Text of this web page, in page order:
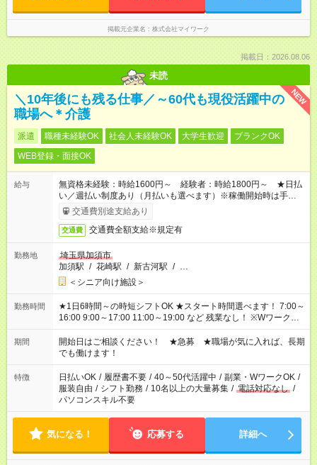
掲載元企業名 株式会社マイワーク
掲載日：2026.08.06
未読
NEW
＼10年後にも残る仕事／～60代も現役活躍中の
職場へ＊介護
派遣 職種未経験OK 社会人未経験OK 大学生歓迎
ブランクOK
WEB登録・面接OK
給与
無資格未経験：時給1600円～ 経験者：時給1800円～ ★日払
い／週払い制度あり（月払いも選べます）※稼働開始時は手続き
完了次第のお支払いとなります。
交通費別途支給あり
交通費 交通費全額支給※規定有
勤務地
埼玉県加須市
加須駅 / 花崎駅 / 新古河駅 / …
＜シニア向け施設＞
勤務時間
★1日6時間～の時短シフトOK ★スタート時間選べます！ 7:00～
16:00 9:00～17:00 11:00～19:00 など 残業なし！ ※Wワークの
場合、他のお仕事と合わせ週40時間超の就業はご案内できませ
ん ※法令に基づき、週20時間以上勤務は社会保険への加入対象
となります ※労働者派遣法（日雇い派遣の原則禁止）により、
短時間・短期間の就業はご案内が難しい場合があります
期間
開始日はご相談ください！ ★急募 ★職場が気に入れば、長期
でも働けます！
特徴 日払いOK / 履歴書不要 / 40～50代活躍中 / 副業・WワークOK /
服装自由 / シフト勤務 / 10名以上の大量募集 / 電話対応なし /
パソコンスキル不要
気になる！ 応募する 詳細へ